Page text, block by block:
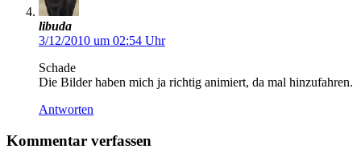
libuda
3/12/2010 um 02:54 Uhr
Schade
Die Bilder haben mich ja richtig animiert, da mal hinzufahren.
Antworten
Kommentar verfassen